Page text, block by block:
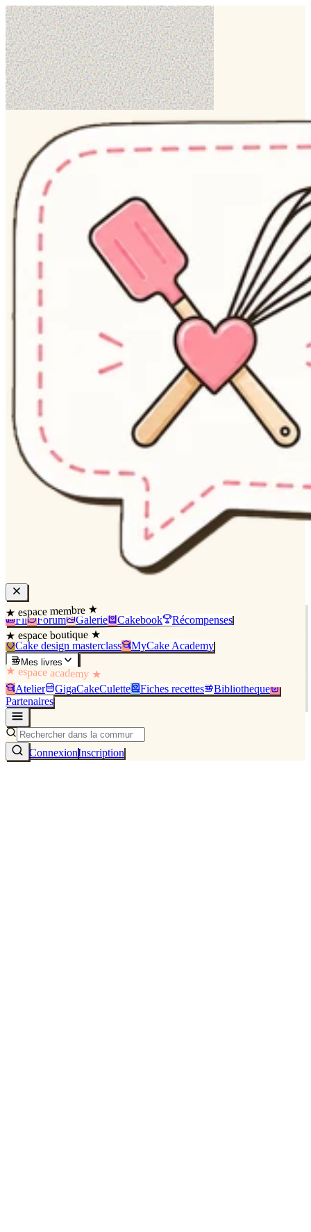
★ espace membre ★
Fil Forum Galerie Cakebook Récompenses
★ espace boutique ★
Cake design masterclass MyCake Academy
Mes livres
★ espace academy ★
Atelier GigaCakeCulette Fiches recettes
Bibliothèque
Partenaires
ConnexionInscription